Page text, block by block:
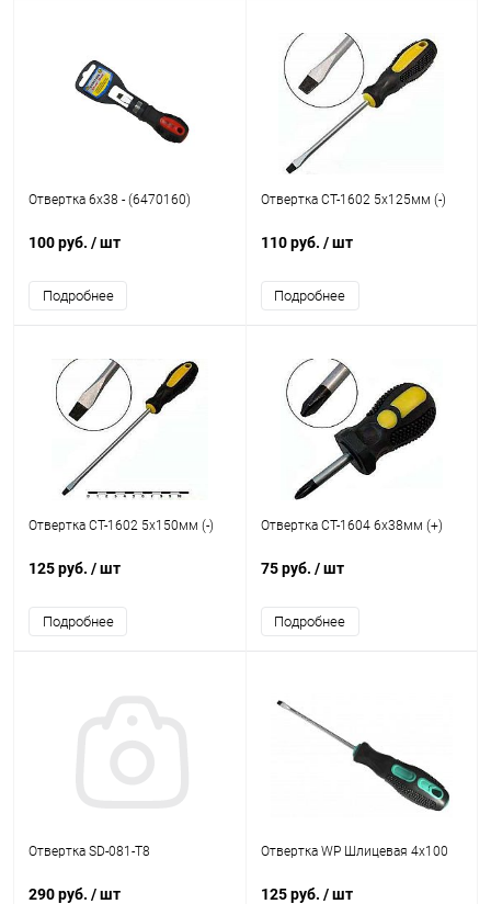
Отвертка 6х38 - (6470160)
100 руб. / шт
Подробнее
Отвертка CT-1602 5x125мм (-)
110 руб. / шт
Подробнее
Отвертка CT-1602 5x150мм (-)
125 руб. / шт
Подробнее
Отвертка CT-1604 6x38мм (+)
75 руб. / шт
Подробнее
Отвертка SD-081-T8
290 руб. / шт
Отвертка WP Шлицевая 4x100
125 руб. / шт